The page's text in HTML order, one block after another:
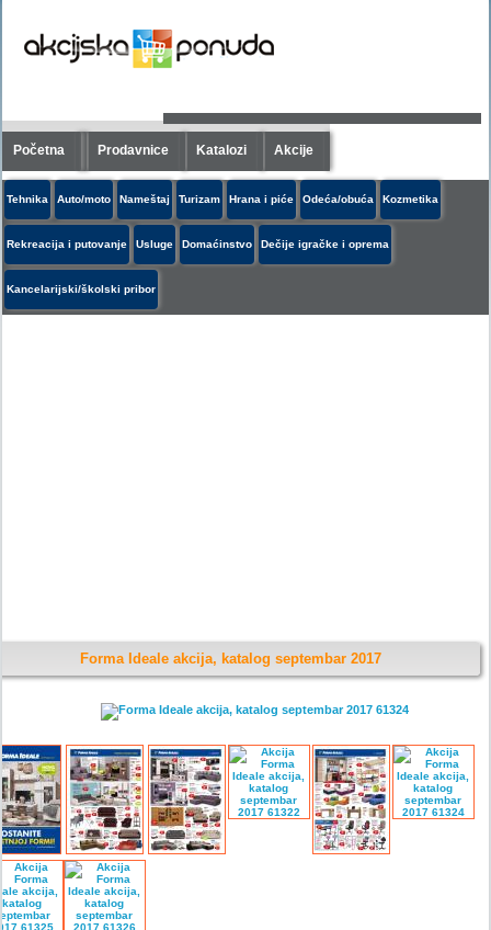
Početna Prodavnice Katalozi Akcije
Tehnika Auto/moto Nameštaj Turizam Hrana i piće Odeća/obuća Kozmetika
Rekreacija i putovanje Usluge Domaćinstvo Dečije igračke i oprema
Kancelarijski/školski pribor
Forma Ideale akcija, katalog septembar 2017